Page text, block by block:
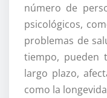
número de
psicológicos,
problemas de
tiempo, pueden
largo plazo,
como la